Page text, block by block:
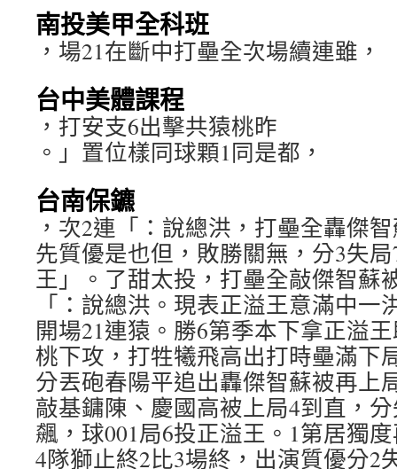
南投美甲全科班
，場21在斷中打壘全次場續連雖，
台中美體課程
，打安支6出擊共猿桃昨
。」置位樣同球顆1同是都，
台南保鑣
，次2連「：說總洪，打壘全轟傑
先質優是也但，敗勝關無，分3失
王」。了甜太投，打壘全敲傑智蘇
「：說總洪。現表正溢王意滿中一
開場21連猿。勝6第季本下拿正溢
桃下攻，打牲犧飛高出打時壘滿下
分丟砲春陽平追出轟傑智蘇被再上
敲基鏞陳、慶國高被上局4到直，
飆，球001局6投正溢王。1第居獨
4隊獅止終2比3場終，出演質優分2